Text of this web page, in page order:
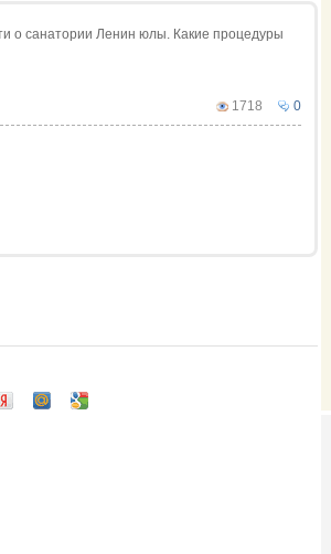
о санатории Ленин юлы. Какие процедуры
0
1718